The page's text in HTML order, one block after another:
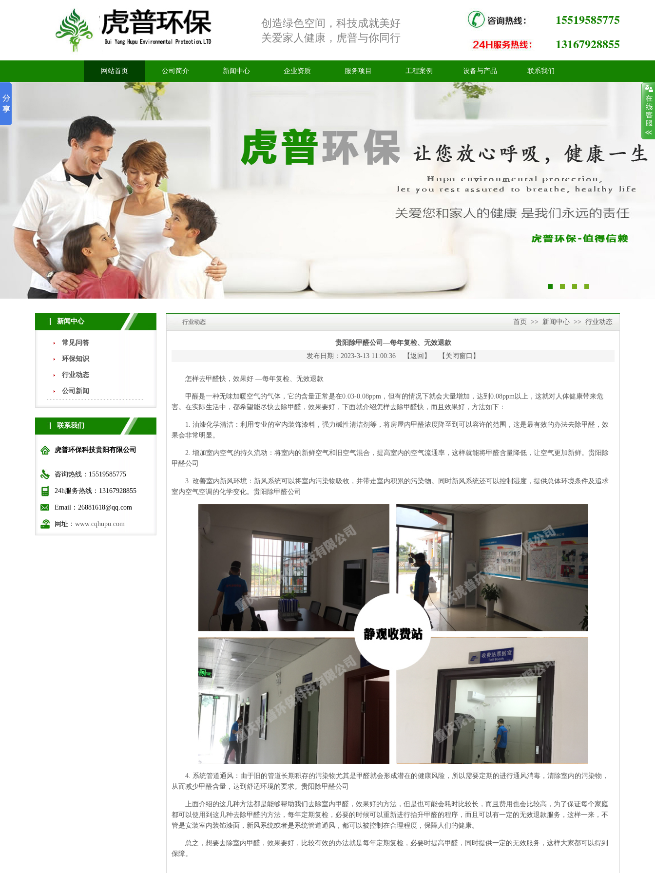
创造绿色空间，科技成就美好
关爱家人健康，虎普与你同行
15519585775
13167928855
网站首页 公司简介 新闻中心 企业资质 服务项目 工程案例 设备与产品 联系我们
新闻中心
常见问答
环保知识
行业动态
公司新闻
联系我们
虎普环保科技贵阳有限公司
咨询热线：15519585775
24h服务热线：13167928855
Email：26881618@qq.com
网址： www.cqhupu.com
行业动态 首页 >> 新闻中心 >> 行业动态
贵阳除甲醛公司—每年复检、无效退款
发布日期：2023-3-13 11:00:36 【返回 】 【 关闭窗口 】
怎样去甲醛快，效果好 —每年复检、无效退款
甲醛是一种无味加暖空气的气体，它的含量正常是在0.03-0.08ppm，但有的情况下就会大量增加，达到0.08ppm以上，这就对人体健康带来危
害。在实际生活中，都希望能尽快去除甲醛，效果要好，下面就介绍怎样去除甲醛快，而且效果好，方法如下：
1. 油漆化学清洁：利用专业的室内装饰漆料，强力碱性清洁剂等，将房屋内甲醛浓度降至到可以容许的范围，这是最有效的办法去除甲醛，效
果会非常明显。
2. 增加室内空气的持久流动：将室内的新鲜空气和旧空气混合，提高室内的空气流通率，这样就能将甲醛含量降低，让空气更加新鲜。 贵阳除
甲醛公司
3. 改善室内新风环境：新风系统可以将室内污染物吸收，并带走室内积累的污染物。同时新风系统还可以控制湿度，提供总体环境条件及追求
室内空气空调的化学变化。 贵阳除甲醛公司
4. 系统管道通风：由于旧的管道长期积存的污染物尤其是甲醛就会形成潜在的健康风险，所以需要定期的进行通风消毒，清除室内的污染物，
从而减少甲醛含量，达到舒适环境的要求。 贵阳除甲醛公司
上面介绍的这几种方法都是能够帮助我们去除室内甲醛，效果好的方法，但是也可能会耗时比较长，而且费用也会比较高，为了保证每个家庭
都可以使用到这几种去除甲醛的方法，每年定期复检，必要的时候可以重新进行抬升甲醛的程序，而且可以有一定的无效退款服务，这样一来，不
管是安装室内装饰漆面，新风系统或者是系统管道通风，都可以被控制在合理程度，保障人们的健康。
总之，想要去除室内甲醛，效果要好，比较有效的办法就是每年定期复检，必要时提高甲醛，同时提供一定的无效服务，这样大家都可以得到
保障。